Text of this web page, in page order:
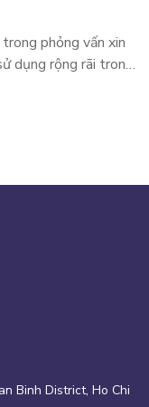
phỏng vấn xin
dụng rộng rãi trong
việc. Rất nhiều các
yêu cầu quan
Binh District, Ho Chi